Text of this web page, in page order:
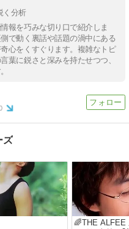
く分析
報を巧みな切り口で紹介しま
で動く裏話や話題の渦中にある
心をくすぐります。複雑なトピ
葉に鋭さと深みを持たせつつ、
ズ
🌈THE ALFEE